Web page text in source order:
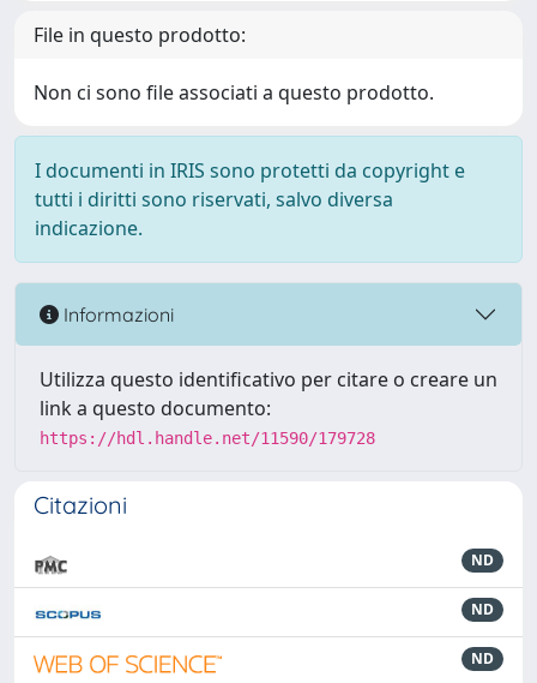
File in questo prodotto:
Non ci sono file associati a questo prodotto.
I documenti in IRIS sono protetti da copyright e
tutti i diritti sono riservati, salvo diversa
indicazione.
Informazioni
Utilizza questo identificativo per citare o creare un
link a questo documento:
https://hdl.handle.net/11590/179728
Citazioni
ND
ND
ND